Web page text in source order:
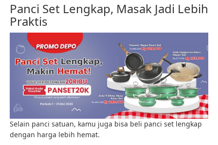
Panci Set Lengkap, Masak Jadi Lebih
Praktis
Selain panci satuan, kamu juga bisa beli panci set lengkap
dengan harga lebih hemat.